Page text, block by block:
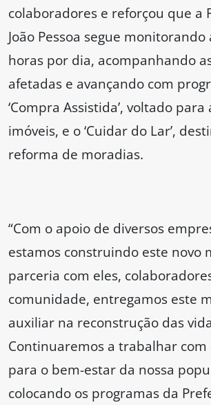
colaboradores e reforçou que a
João Pessoa segue
horas por dia, acompanhando
afetadas e avançando com
‘Compra Assistida’, voltado
imóveis, e o ‘Cuidar do Lar’,
reforma de moradias.
“Com o apoio de diversos
estamos construindo este novo
parceria com eles,
comunidade, entregamos este
auxiliar na reconstrução das
Continuaremos a trabalhar com
para o bem-estar da nossa
colocando os programas da